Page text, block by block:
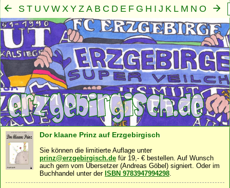
S T U V W X Y Z A B C D E F G H I J K L M N O
P Q R
Mensch · Seele ·Geist· Familie·Gemeinschaft·
Dor klaane Prinz auf Erzgebirgisch
Sie können die limitierte Auflage unter
prinz@erzgebirgisch.de für 19,- € bestellen. Auf Wunsch
auch gern vom Übersetzer (Andreas Göbel) signiert. Oder im
Buchhandel unter der ISBN 9783947994298.